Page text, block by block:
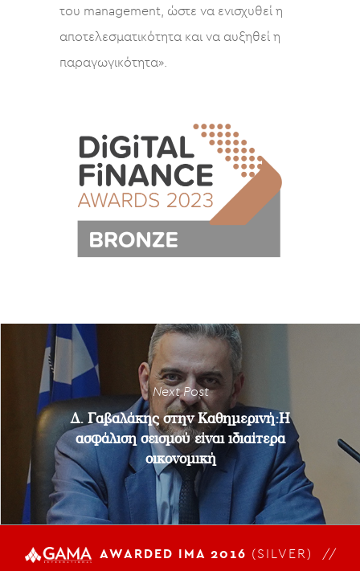
του management, ώστε να ενισχυθεί η
αποτελεσματικότητα και να αυξηθεί η
παραγωγικότητα».
Next Post
Δ. Γαβαλάκης στην Καθημερινή:Η
ασφάλιση σεισμού είναι ιδιαίτερα
οικονομική
AWARDED IMA 2016 (SILVER) //